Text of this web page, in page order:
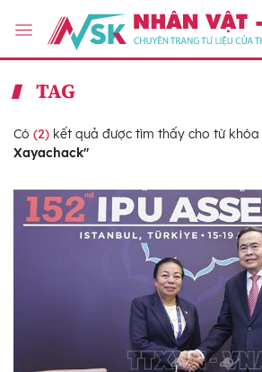
TAG
Có (2) kết quả được tìm thấy cho từ khóa
Xayachack"